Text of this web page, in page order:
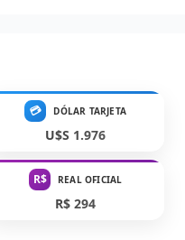
💳 DÓLAR TARJETA
U$S 1.976
R$ REAL OFICIAL
R$ 294